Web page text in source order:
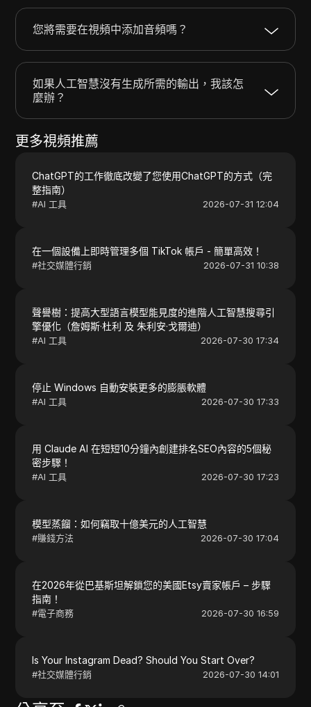
您將需要在視頻中添加音頻嗎？
如果人工智慧沒有生成所需的輸出，我該怎
麼辦？
更多視頻推薦
ChatGPT的工作徹底改變了您使用ChatGPT的方式（完
整指南）
#AI 工具 2026-07-31 12:04
在一個設備上即時管理多個 TikTok 帳戶 - 簡單高效！
#社交媒體行銷 2026-07-31 10:38
聲譽樹：提高大型語言模型能見度的進階人工智慧搜尋引
擎優化（詹姆斯·杜利 及 朱利安·戈爾迪）
#AI 工具 2026-07-30 17:34
停止 Windows 自動安裝更多的膨脹軟體
#AI 工具 2026-07-30 17:33
用 Claude AI 在短短10分鐘內創建排名SEO內容的5個秘
密步驟！
#AI 工具 2026-07-30 17:23
模型蒸餾：如何竊取十億美元的人工智慧
#賺錢方法 2026-07-30 17:04
在2026年從巴基斯坦解鎖您的美國Etsy賣家帳戶 – 步驟
指南！
#電子商務 2026-07-30 16:59
Is Your Instagram Dead? Should You Start Over?
#社交媒體行銷 2026-07-30 14:01